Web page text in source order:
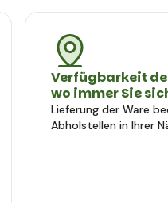
Verfügbarkeit
wo immer Sie
Lieferung der Ware
Abholstellen in Ihrer